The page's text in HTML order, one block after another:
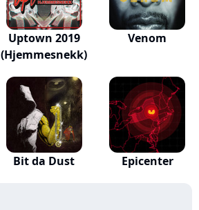
Uptown 2019
(Hjemmesnekk)
Venom
Bit da Dust Epicenter